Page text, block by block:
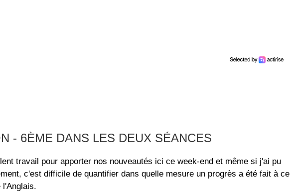
- 6ÈME DANS LES DEUX SÉANCES
travail pour apporter nos nouveautés ici ce week-end et même si j'ai pu
c'est difficile de quantifier dans quelle mesure un progrès a été fait à ce
l'Anglais.